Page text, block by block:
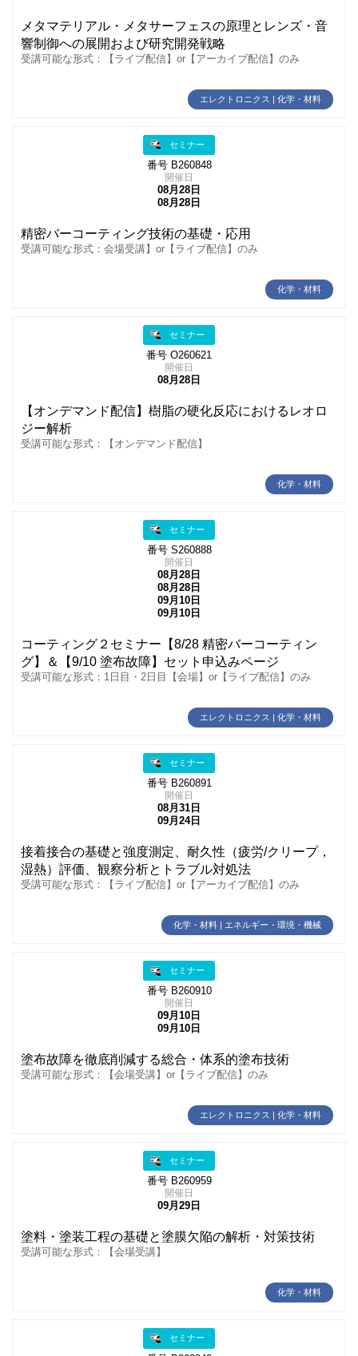
メタマテリアル・メタサーフェスの原理とレンズ・音
響制御への展開および研究開発戦略
受講可能な形式：【ライブ配信】or【アーカイブ配信】のみ
エレクトロニクス | 化学・材料
セミナー
番号 B260848
開催日
08月28日
08月28日
精密バーコーティング技術の基礎・応用
受講可能な形式：会場受講】or【ライブ配信】のみ
化学・材料
セミナー
番号 O260621
開催日
08月28日
【オンデマンド配信】樹脂の硬化反応におけるレオロ
ジー解析
受講可能な形式：【オンデマンド配信】
化学・材料
セミナー
番号 S260888
開催日
08月28日
08月28日
09月10日
09月10日
コーティング２セミナー【8/28 精密バーコーティン
グ】＆【9/10 塗布故障】セット申込みページ
受講可能な形式：1日目・2日目【会場】or【ライブ配信】のみ
エレクトロニクス | 化学・材料
セミナー
番号 B260891
開催日
08月31日
09月24日
接着接合の基礎と強度測定、耐久性（疲労/クリープ，
湿熱）評価、観察分析とトラブル対処法
受講可能な形式：【ライブ配信】or【アーカイブ配信】のみ
化学・材料 | エネルギー・環境・機械
セミナー
番号 B260910
開催日
09月10日
09月10日
塗布故障を徹底削減する総合・体系的塗布技術
受講可能な形式：【会場受講】or【ライブ配信】のみ
エレクトロニクス | 化学・材料
セミナー
番号 B260959
開催日
09月29日
塗料・塗装工程の基礎と塗膜欠陥の解析・対策技術
受講可能な形式：【会場受講】
化学・材料
セミナー